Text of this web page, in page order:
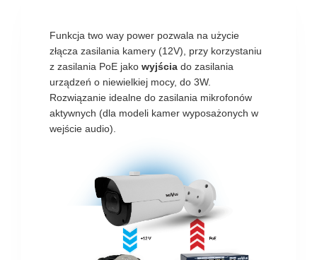
Funkcja two way power pozwala na użycie
złącza zasilania kamery (12V), przy korzystaniu
z zasilania PoE jako wyjścia do zasilania
urządzeń o niewielkiej mocy, do 3W.
Rozwiązanie idealne do zasilania mikrofonów
aktywnych (dla modeli kamer wyposażonych w
wejście audio).